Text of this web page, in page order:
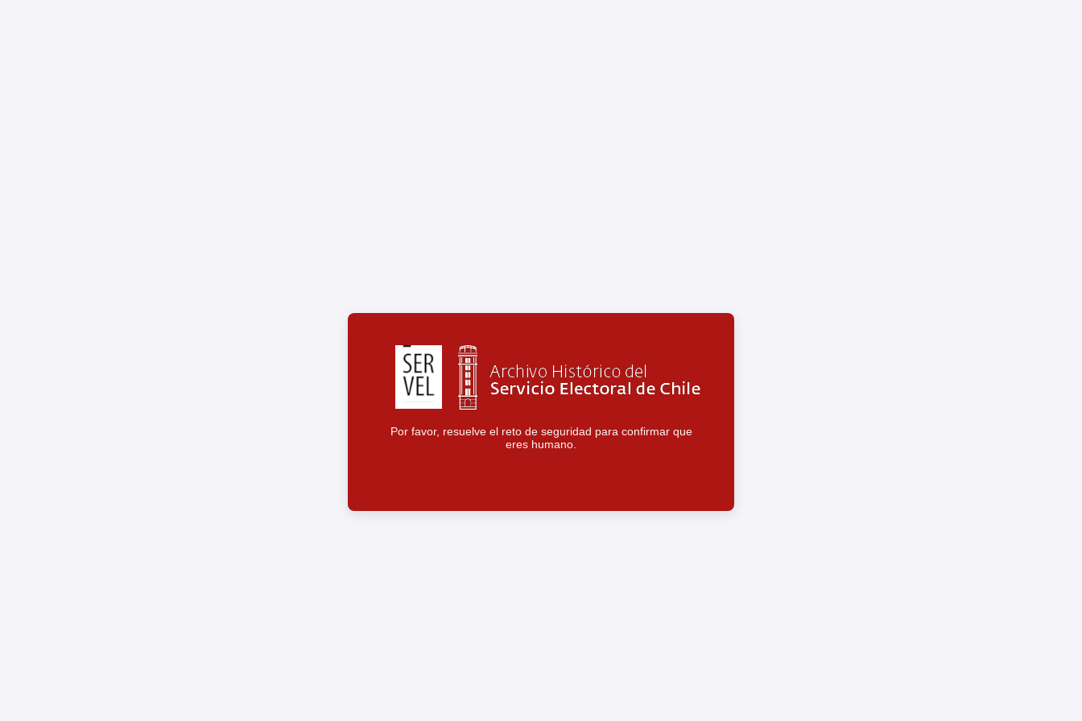
Por favor, resuelve el reto de seguridad para confirmar que
eres humano.